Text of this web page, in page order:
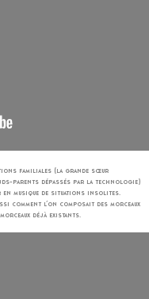
familiales (la grande sœur
parents dépassés par la technologie)
en musique de situations insolites.
comment l’on composait des morceaux
déjà existants.